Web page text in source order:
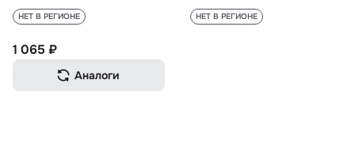
НЕТ В РЕГИОНЕ
1 065 ₽
Аналоги
НЕТ В РЕГИОНЕ